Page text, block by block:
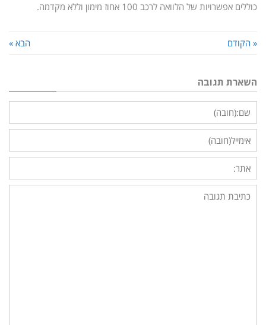
כוללים אפשרויות של הלוואה לרכב 100 אחוז מימון וללא מקדמה.
« הקודם הבא »
השארת תגובה